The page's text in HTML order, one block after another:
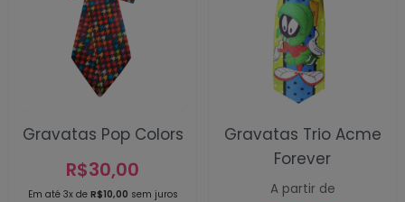
Em até 3x de R$10,00 sem juros
Gravatas Pop Colors
R$30,00
Gravatas Trio Acme
Forever
A partir de